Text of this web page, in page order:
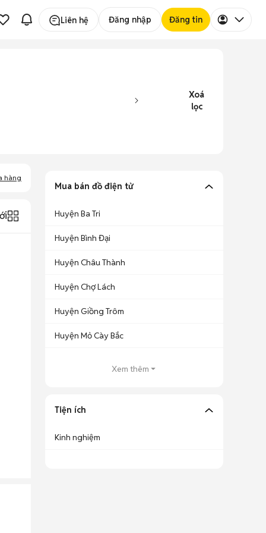
Liên hệ Đăng nhập Đăng tin
Xoá
lọc
hàng
Mua bán đồ điện tử
Huyện Ba Tri
Huyện Bình Đại
Huyện Châu Thành
Huyện Chợ Lách
Huyện Giồng Trôm
Huyện Mỏ Cày Bắc
Xem thêm
Tiện ích
Kinh nghiệm